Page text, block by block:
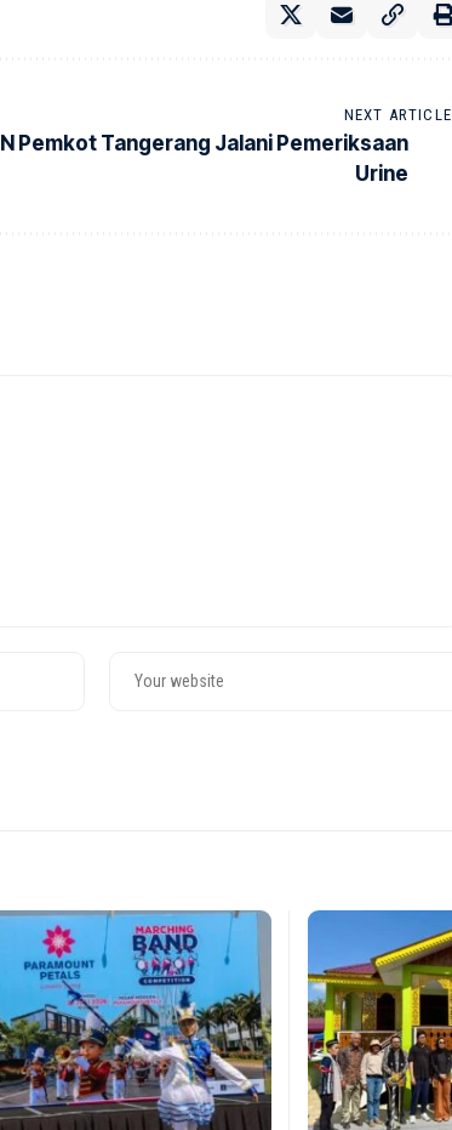
NEXT ARTICLE
Pemkot Tangerang Jalani Pemeriksaan
Urine